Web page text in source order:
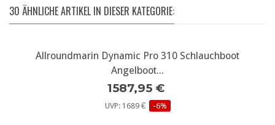
30 ÄHNLICHE ARTIKEL IN DIESER KATEGORIE:
Allroundmarin Dynamic Pro 310 Schlauchboot
Angelboot...
1587,95 €
UVP: 1689 € -6%